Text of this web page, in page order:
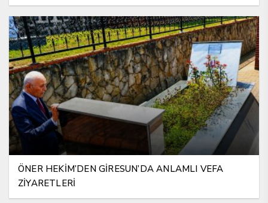
ÖNER HEKİM’DEN GİRESUN’DA ANLAMLI VEFA
ZİYARETLERİ